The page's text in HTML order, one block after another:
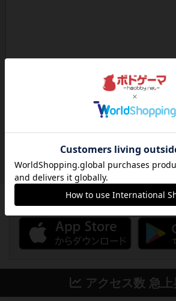
ボドゲーマのアプリ版は
アクセス数 急上